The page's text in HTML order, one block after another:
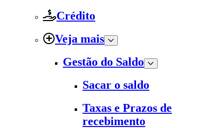
Crédito
Veja mais
Gestão do Saldo
Sacar o saldo
Taxas e Prazos de
recebimento